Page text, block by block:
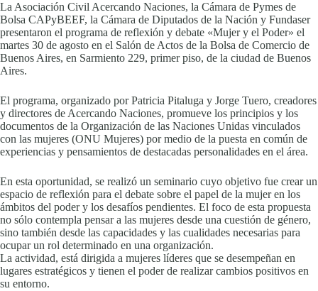
La Asociación Civil Acercando Naciones, la Cámara de Pymes de
Bolsa CAPyBEEF, la Cámara de Diputados de la Nación y Fundaser
presentaron el programa de reflexión y debate «Mujer y el Poder» el
martes 30 de agosto en el Salón de Actos de la Bolsa de Comercio de
Buenos Aires, en Sarmiento 229, primer piso, de la ciudad de Buenos
Aires.
El programa, organizado por Patricia Pitaluga y Jorge Tuero, creadores
y directores de Acercando Naciones, promueve los principios y los
documentos de la Organización de las Naciones Unidas vinculados
con las mujeres (ONU Mujeres) por medio de la puesta en común de
experiencias y pensamientos de destacadas personalidades en el área.
En esta oportunidad, se realizó un seminario cuyo objetivo fue crear un
espacio de reflexión para el debate sobre el papel de la mujer en los
ámbitos del poder y los desafíos pendientes. El foco de esta propuesta
no sólo contempla pensar a las mujeres desde una cuestión de género,
sino también desde las capacidades y las cualidades necesarias para
ocupar un rol determinado en una organización.
La actividad, está dirigida a mujeres líderes que se desempeñan en
lugares estratégicos y tienen el poder de realizar cambios positivos en
su entorno.